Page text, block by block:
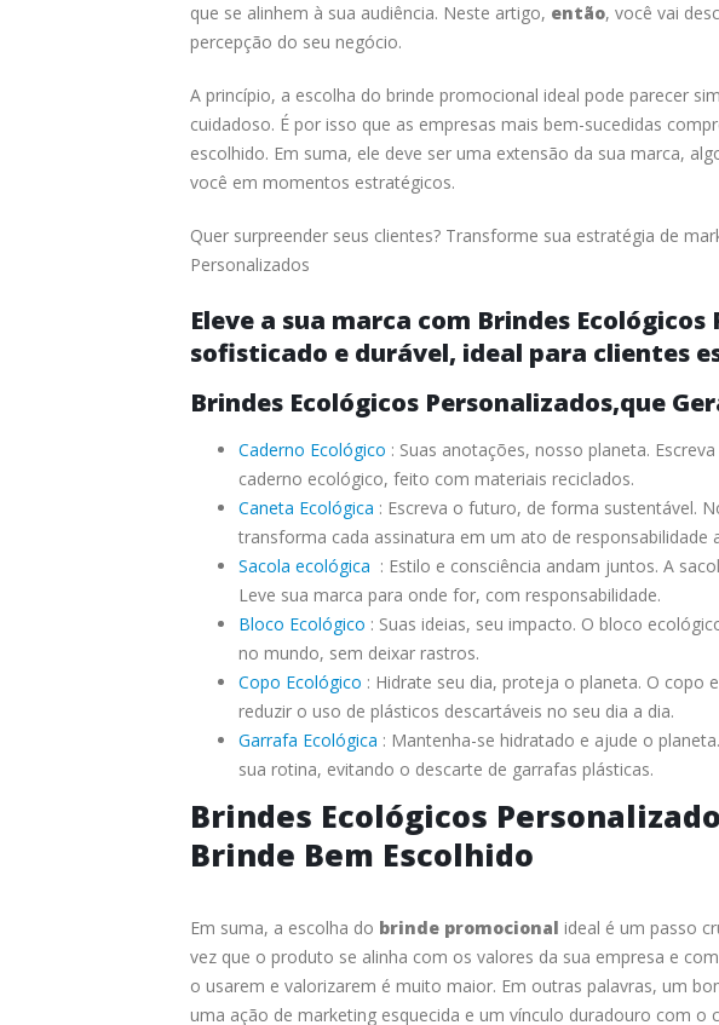
que se alinhem à sua audiência. Neste artigo, então, você vai
percepção do seu negócio.
A princípio, a escolha do brinde promocional ideal pode parecer
cuidadoso. É por isso que as empresas mais bem-sucedidas
escolhido. Em suma, ele deve ser uma extensão da sua marca,
você em momentos estratégicos.
Quer surpreender seus clientes? Transforme sua estratégia de
Personalizados
Eleve a sua marca com Brindes
sofisticado e durável, ideal para clientes
Brindes Ecológicos Personalizados,que
Caderno Ecológico : Suas anotações, nosso planeta.
caderno ecológico, feito com materiais reciclados.
Caneta Ecológica : Escreva o futuro, de forma sustentável.
transforma cada assinatura em um ato de responsabilidade
Sacola ecológica : Estilo e consciência andam juntos. A
Leve sua marca para onde for, com responsabilidade.
Bloco Ecológico : Suas ideias, seu impacto. O bloco
no mundo, sem deixar rastros.
Copo Ecológico : Hidrate seu dia, proteja o planeta. O copo
reduzir o uso de plásticos descartáveis no seu dia a dia.
Garrafa Ecológica : Mantenha-se hidratado e ajude o
sua rotina, evitando o descarte de garrafas plásticas.
Brindes Ecológicos
Brinde Bem Escolhido
Em suma, a escolha do brinde promocional ideal é um passo
vez que o produto se alinha com os valores da sua empresa e
o usarem e valorizarem é muito maior. Em outras palavras, um
uma ação de marketing esquecida e um vínculo duradouro com o